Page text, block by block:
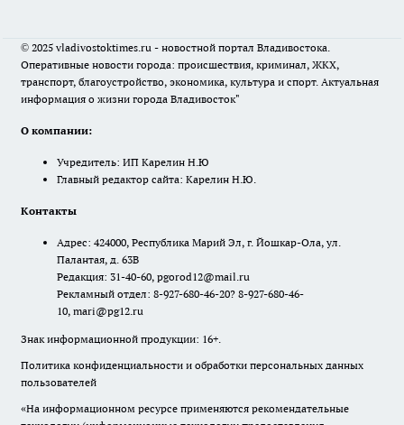
© 2025 vladivostoktimes.ru - новостной портал Владивостока.
Оперативные новости города: происшествия, криминал, ЖКХ,
транспорт, благоустройство, экономика, культура и спорт. Актуальная
информация о жизни города Владивосток"
О компании:
Учредитель: ИП Карелин Н.Ю
Главный редактор сайта: Карелин Н.Ю.
Контакты
Адрес: 424000, Республика Марий Эл, г. Йошкар-Ола, ул.
Палантая, д. 63В
Редакция: 31-40-60, pgorod12@mail.ru
Рекламный отдел: 8-927-680-46-20? 8-927-680-46-
10, mari@pg12.ru
Знак информационной продукции: 16+.
Политика конфиденциальности и обработки персональных данных
пользователей
«На информационном ресурсе применяются рекомендательные